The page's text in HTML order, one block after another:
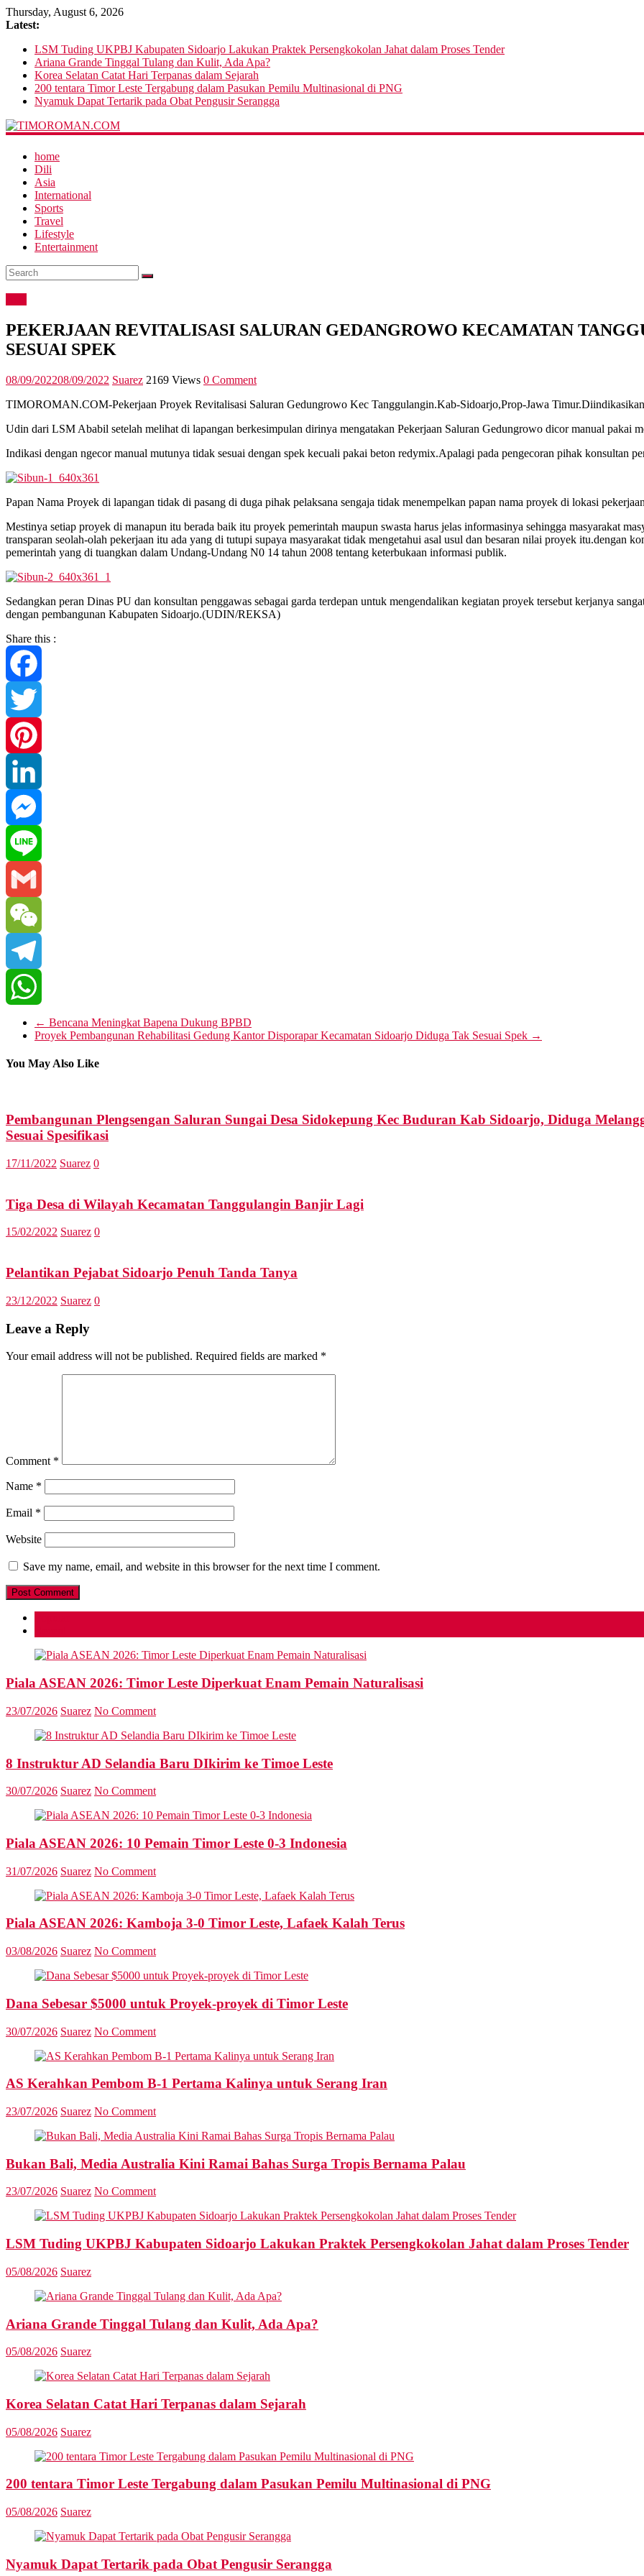
Thursday, August 6, 2026
Latest:
LSM Tuding UKPBJ Kabupaten Sidoarjo Lakukan Praktek Persengkokolan Jahat dalam Proses Tender
Ariana Grande Tinggal Tulang dan Kulit, Ada Apa?
Korea Selatan Catat Hari Terpanas dalam Sejarah
200 tentara Timor Leste Tergabung dalam Pasukan Pemilu Multinasional di PNG
Nyamuk Dapat Tertarik pada Obat Pengusir Serangga
home
Dili
Asia
International
Sports
Travel
Lifestyle
Entertainment
PEKERJAAN REVITALISASI SALURAN GEDANGROWO KECAMATAN
SESUAI SPEK
08/09/202208/09/2022 Suarez 2169 Views 0 Comment
TIMOROMAN.COM-Pekerjaan Proyek Revitalisasi Saluran Gedungrowo Kec Tanggulangin.Kab-Sidoarjo,Prop-Jawa Timur.Diindikasikan
Udin dari LSM Ababil setelah melihat di lapangan berkesimpulan dirinya mengatakan Pekerjaan Saluran Gedungrowo dicor manual pakai
Indikasi dengan ngecor manual mutunya tidak sesuai dengan spek kecuali pakai beton redymix.Apalagi pada pengecoran pihak konsultan
Papan Nama Proyek di lapangan tidak di pasang di duga pihak pelaksana sengaja tidak menempelkan papan nama proyek di lokasi
Mestinya setiap proyek di manapun itu berada baik itu proyek pemerintah maupun swasta harus jelas informasinya sehingga masyarakat
transparan seolah-olah pekerjaan itu ada yang di tutupi supaya masyarakat tidak mengetahui asal usul dan besaran nilai proyek itu.dengan
pemerintah yang di tuangkan dalam Undang-Undang N0 14 tahun 2008 tentang keterbukaan informasi publik.
Sedangkan peran Dinas PU dan konsultan penggawas sebagai garda terdepan untuk mengendalikan kegiatan proyek tersebut kerjanya
dengan pembangunan Kabupaten Sidoarjo.(UDIN/REKSA)
Share this :
Facebook
Twitter
Pinterest
LinkedIn
Messenger
Line
Gmail
WeChat
Telegram
WhatsApp
← Bencana Meningkat Bapena Dukung BPBD
Proyek Pembangunan Rehabilitasi Gedung Kantor Disporapar Kecamatan Sidoarjo Diduga Tak Sesuai Spek →
You May Also Like
Pembangunan Plengsengan Saluran Sungai Desa Sidokepung Kec Buduran Kab Sidoarjo, Diduga
Sesuai Spesifikasi
17/11/2022 Suarez 0
Tiga Desa di Wilayah Kecamatan Tanggulangin Banjir Lagi
15/02/2022 Suarez 0
Pelantikan Pejabat Sidoarjo Penuh Tanda Tanya
23/12/2022 Suarez 0
Leave a Reply
Your email address will not be published. Required fields are marked *
Comment *
Name *
Email *
Website
Save my name, email, and website in this browser for the next time I comment.
Piala ASEAN 2026: Timor Leste Diperkuat Enam Pemain Naturalisasi
23/07/2026 Suarez No Comment
8 Instruktur AD Selandia Baru DIkirim ke Timoe Leste
30/07/2026 Suarez No Comment
Piala ASEAN 2026: 10 Pemain Timor Leste 0-3 Indonesia
31/07/2026 Suarez No Comment
Piala ASEAN 2026: Kamboja 3-0 Timor Leste, Lafaek Kalah Terus
03/08/2026 Suarez No Comment
Dana Sebesar $5000 untuk Proyek-proyek di Timor Leste
30/07/2026 Suarez No Comment
AS Kerahkan Pembom B-1 Pertama Kalinya untuk Serang Iran
23/07/2026 Suarez No Comment
Bukan Bali, Media Australia Kini Ramai Bahas Surga Tropis Bernama Palau
23/07/2026 Suarez No Comment
LSM Tuding UKPBJ Kabupaten Sidoarjo Lakukan Praktek Persengkokolan Jahat dalam Proses Tender
05/08/2026 Suarez
Ariana Grande Tinggal Tulang dan Kulit, Ada Apa?
05/08/2026 Suarez
Korea Selatan Catat Hari Terpanas dalam Sejarah
05/08/2026 Suarez
200 tentara Timor Leste Tergabung dalam Pasukan Pemilu Multinasional di PNG
05/08/2026 Suarez
Nyamuk Dapat Tertarik pada Obat Pengusir Serangga